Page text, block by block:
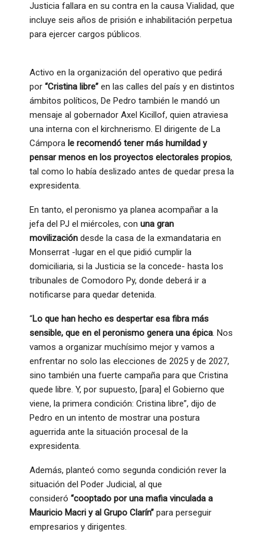
Justicia fallara en su contra en la causa Vialidad, que
incluye seis años de prisión e inhabilitación perpetua
para ejercer cargos públicos.
Activo en la organización del operativo que pedirá
por “Cristina libre” en las calles del país y en distintos
ámbitos políticos, De Pedro también le mandó un
mensaje al gobernador Axel Kicillof, quien atraviesa
una interna con el kirchnerismo. El dirigente de La
Cámpora le recomendó tener más humildad y
pensar menos en los proyectos electorales propios,
tal como lo había deslizado antes de quedar presa la
expresidenta.
En tanto, el peronismo ya planea acompañar a la
jefa del PJ el miércoles, con una gran
movilización desde la casa de la exmandataria en
Monserrat -lugar en el que pidió cumplir la
domiciliaria, si la Justicia se la concede- hasta los
tribunales de Comodoro Py, donde deberá ir a
notificarse para quedar detenida.
“Lo que han hecho es despertar esa fibra más
sensible, que en el peronismo genera una épica. Nos
vamos a organizar muchísimo mejor y vamos a
enfrentar no solo las elecciones de 2025 y de 2027,
sino también una fuerte campaña para que Cristina
quede libre. Y, por supuesto, [para] el Gobierno que
viene, la primera condición: Cristina libre”, dijo de
Pedro en un intento de mostrar una postura
aguerrida ante la situación procesal de la
expresidenta.
Además, planteó como segunda condición rever la
situación del Poder Judicial, al que
consideró “cooptado por una mafia vinculada a
Mauricio Macri y al Grupo Clarín” para perseguir
empresarios y dirigentes.